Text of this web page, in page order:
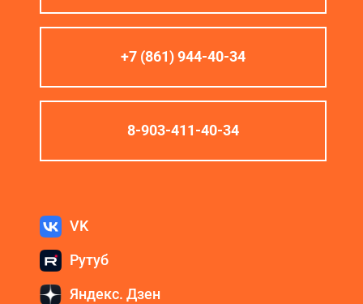
+7 (861) 944-40-34
8-903-411-40-34
VK
Рутуб
Яндекс. Дзен